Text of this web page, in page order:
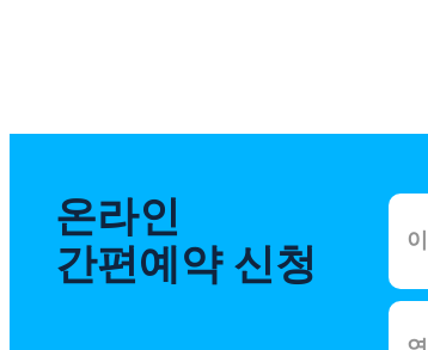
온라인
간편예약 신청